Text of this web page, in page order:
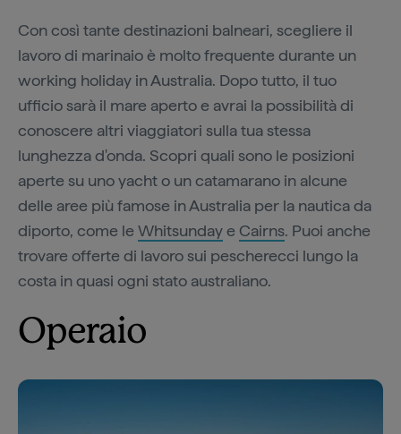
Con così tante destinazioni balneari, scegliere il
lavoro di marinaio è molto frequente durante un
working holiday in Australia. Dopo tutto, il tuo
ufficio sarà il mare aperto e avrai la possibilità di
conoscere altri viaggiatori sulla tua stessa
lunghezza d'onda. Scopri quali sono le posizioni
aperte su uno yacht o un catamarano in alcune
delle aree più famose in Australia per la nautica da
diporto, come le Whitsundaye Cairns. Puoi anche
trovare offerte di lavoro sui pescherecci lungo la
costa in quasi ogni stato australiano.
Operaio